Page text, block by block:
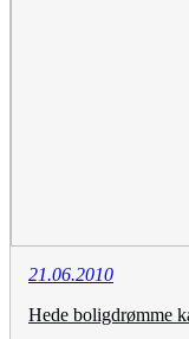
21.06.2010
Hede boligdrømme